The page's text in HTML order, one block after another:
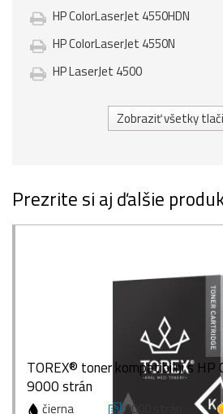
HP ColorLaserJet 4550HDN
HP ColorLaserJet 4550N
HP LaserJet 4500
Zobraziť všetky
Prezrite si aj ďalšie
TOREX® toner kompatibilní s HP
9000 strán
čierna 9000 strán